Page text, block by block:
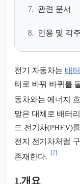
7. 관련 문서
8. 인용 및 각주
전기 자동차는 배
터로 바꿔 바퀴를
동차와는 에너지
말은 대체로 배터
드 전기차(PHEV)
전지 전기차처럼
존재한다.
[2]
1.개요